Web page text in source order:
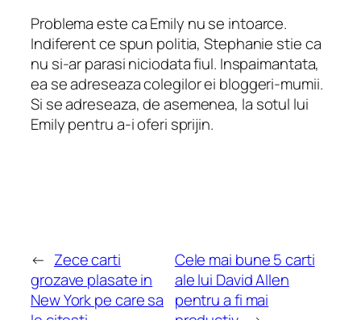
Problema este ca Emily nu se intoarce.
Indiferent ce spun politia, Stephanie stie ca
nu si-ar parasi niciodata fiul. Inspaimantata,
ea se adreseaza colegilor ei bloggeri-mumii.
Si se adreseaza, de asemenea, la sotul lui
Emily pentru a-i oferi sprijin.
← Zece carti
grozave plasate in
New York pe care sa
Cele mai bune 5 carti
ale lui David Allen
pentru a fi mai